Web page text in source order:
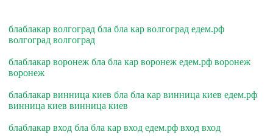
блаблакар волгоград бла бла кар волгоград едем.рф
волгоград волгоград
блаблакар воронеж бла бла кар воронеж едем.рф воронеж
воронеж
блаблакар винница киев бла бла кар винница киев едем.рф
винница киев винница киев
блаблакар вход бла бла кар вход едем.рф вход вход